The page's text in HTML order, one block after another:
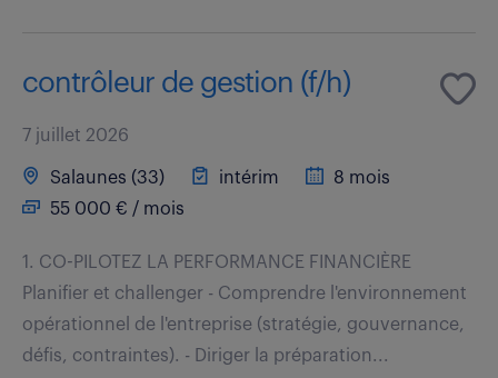
contrôleur de gestion (f/h)
7 juillet 2026
Salaunes (33) intérim
8 mois
55 000 € / mois
1. CO-PILOTEZ LA PERFORMANCE FINANCIÈRE
Planifier et challenger - Comprendre l'environnement
opérationnel de l'entreprise (stratégie, gouvernance,
défis, contraintes). - Diriger la préparation...